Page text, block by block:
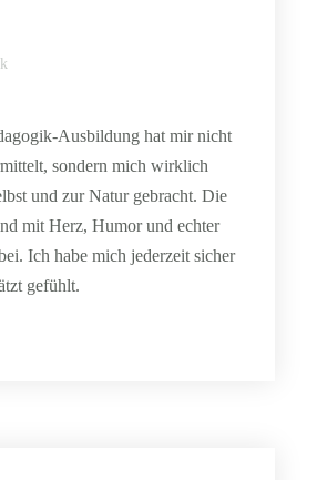
Ausbildung hat mir nicht
sondern mich wirklich
und zur Natur gebracht. Die
mit Herz, Humor und echter
Ich habe mich jederzeit sicher
gefühlt.